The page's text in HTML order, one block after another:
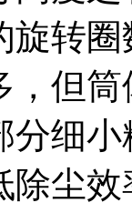
旋转
，但
分细
除尘